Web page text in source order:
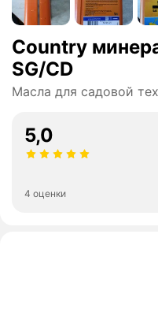
Country
SG/CD
Масла для садовой
5,0
4 оценки